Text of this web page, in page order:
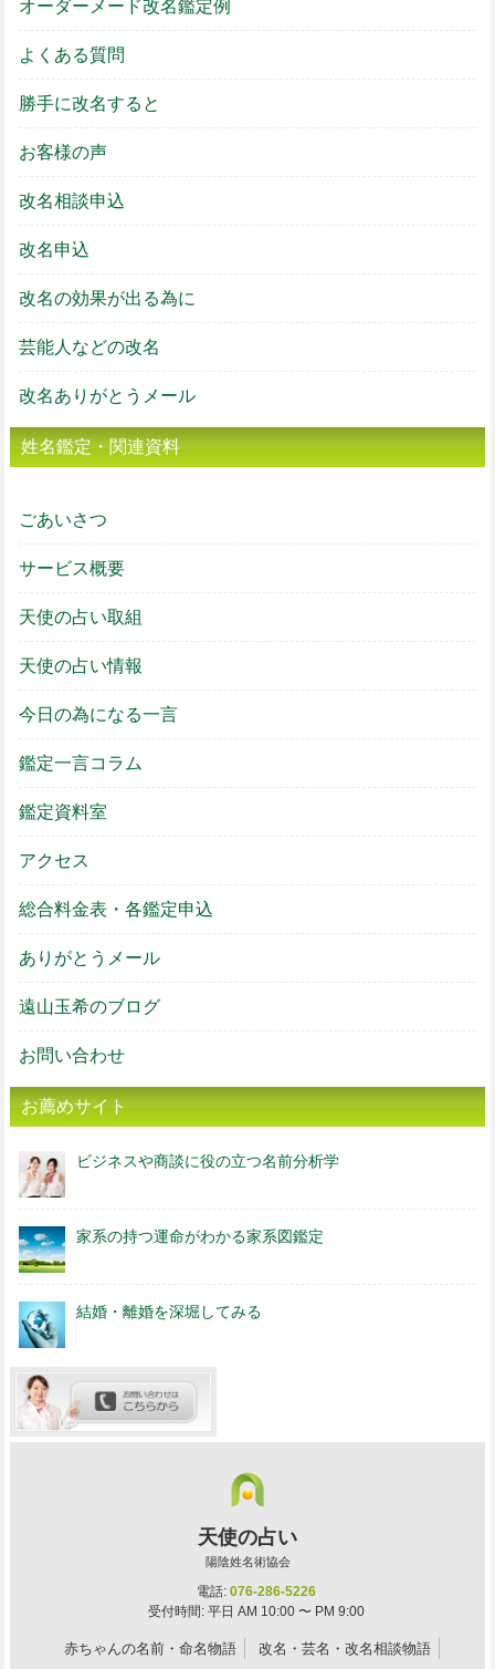
オーダーメード改名鑑定例
よくある質問
勝手に改名すると
お客様の声
改名相談申込
改名申込
改名の効果が出る為に
芸能人などの改名
改名ありがとうメール
姓名鑑定・関連資料
ごあいさつ
サービス概要
天使の占い取組
天使の占い情報
今日の為になる一言
鑑定一言コラム
鑑定資料室
アクセス
総合料金表・各鑑定申込
ありがとうメール
遠山玉希のブログ
お問い合わせ
お薦めサイト
ビジネスや商談に役の立つ名前分析学
家系の持つ運命がわかる家系図鑑定
結婚・離婚を深堀してみる
天使の占い
陽陰姓名術協会
電話:076-286-5226
受付時間: 平日 AM 10:00 〜 PM 9:00
赤ちゃんの名前・命名物語 改名・芸名・改名相談物語